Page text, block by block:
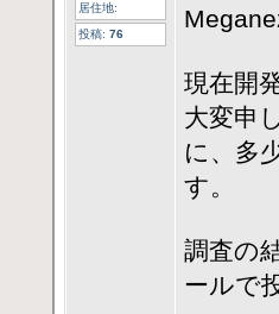
居住地:
投稿: 76
現在開
大変申
に、多
す。
調査の
ールで